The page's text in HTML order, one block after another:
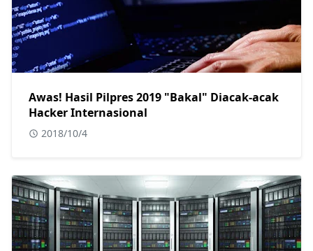
Awas! Hasil Pilpres 2019 "Bakal" Diacak-acak
Hacker Internasional
2018/10/4